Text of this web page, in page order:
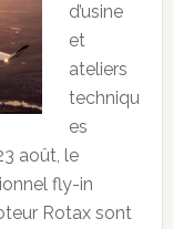
d’usine
et
ateliers
techniqu
es
août, le
fly-in
Rotax sont